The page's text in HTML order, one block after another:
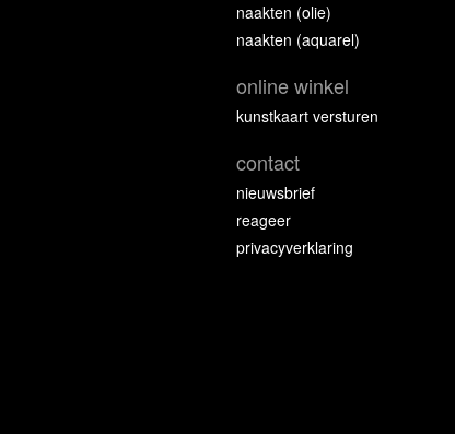
naakten (olie)
naakten (aquarel)
online winkel
kunstkaart versturen
contact
nieuwsbrief
reageer
privacyverklaring